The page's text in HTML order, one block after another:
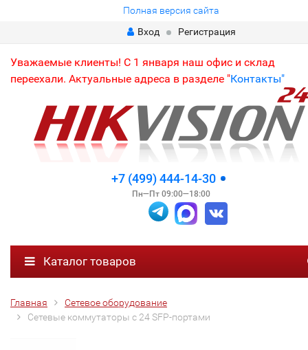
Полная версия сайта
Вход
Регистрация
Уважаемые клиенты! С 1 января наш офис и склад
переехали. Актуальные адреса в разделе "Контакты"
+7 (499) 444-14-30
Пн—Пт 09:00—18:00
Каталог товаров
Главная
Сетевое оборудование
Сетевые коммутаторы с 24 SFP-портами